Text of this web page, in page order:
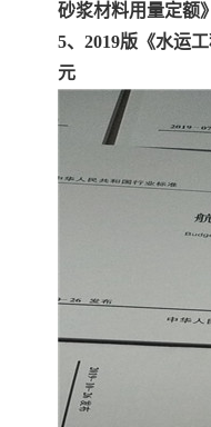
砂浆材料用量定额
5、2019版《水运
元